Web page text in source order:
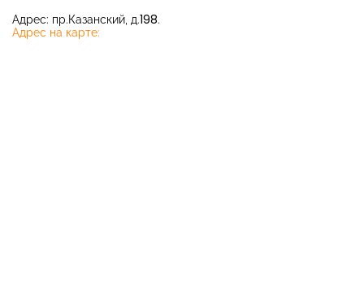
Адрес: пр.Казанский, д.198.
Адрес на карте: